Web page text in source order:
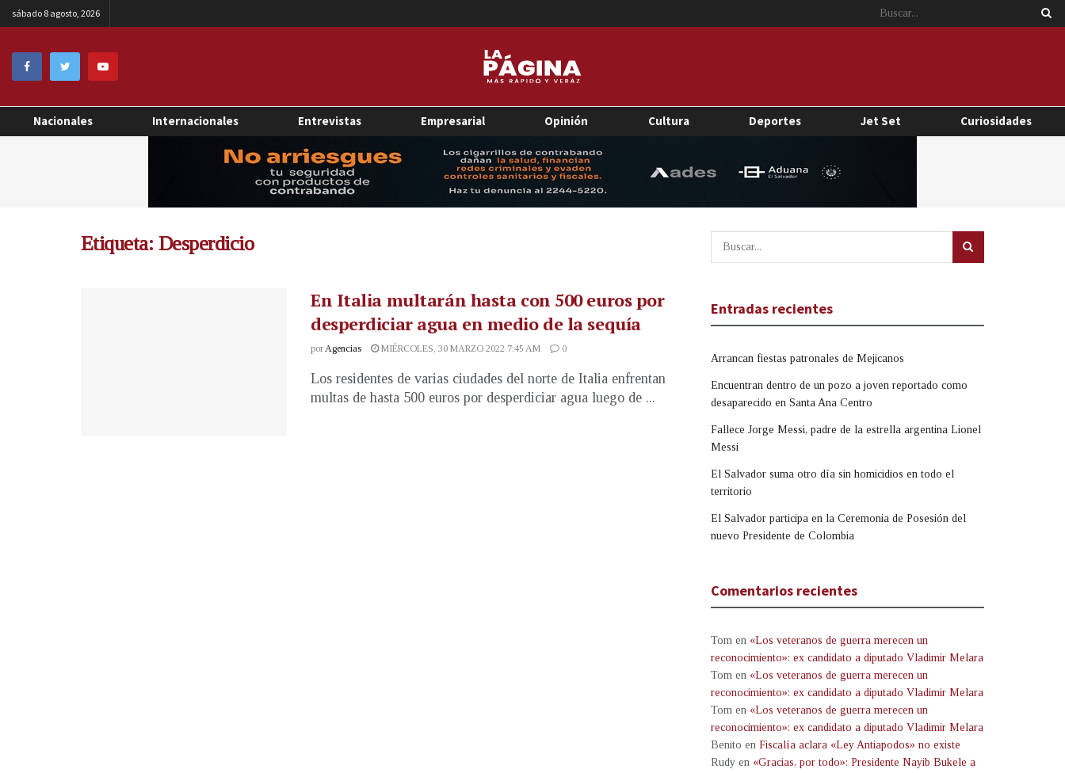
sábado 8 agosto, 2026
Nacionales Internacionales Entrevistas Empresarial Opinión Cultura Deportes Jet Set Curiosidades
Etiqueta: Desperdicio
En Italia multarán hasta con 500 euros por
desperdiciar agua en medio de la sequía
porAgencias MIÉRCOLES, 30 MARZO 2022 7:45 AM 0
Los residentes de varias ciudades del norte de Italia enfrentan
multas de hasta 500 euros por desperdiciar agua luego de ...
Entradas recientes
Arrancan fiestas patronales de Mejicanos
Encuentran dentro de un pozo a joven reportado como
desaparecido en Santa Ana Centro
Fallece Jorge Messi, padre de la estrella argentina Lionel
Messi
El Salvador suma otro día sin homicidios en todo el
territorio
El Salvador participa en la Ceremonia de Posesión del
nuevo Presidente de Colombia
Comentarios recientes
Tom en «Los veteranos de guerra merecen un
reconocimiento»: ex candidato a diputado Vladimir Melara
Tom en «Los veteranos de guerra merecen un
reconocimiento»: ex candidato a diputado Vladimir Melara
Tom en «Los veteranos de guerra merecen un
reconocimiento»: ex candidato a diputado Vladimir Melara
Benito en Fiscalía aclara «Ley Antiapodos» no existe
Rudy en «Gracias, por todo»: Presidente Nayib Bukele a